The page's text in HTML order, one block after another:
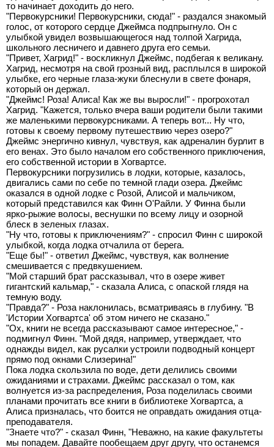
то начинает доходить до него.
"Первокурсники! Первокурсники, сюда!" - раздался знакомый
голос, от которого сердце Джеймса подпрыгнуло. Он с
улыбкой увидел возвышающегося над толпой Хагрида,
школьного лесничего и давнего друга его семьи.
"Привет, Хагрид!" - воскликнул Джеймс, подбегая к великану.
Хагрид, несмотря на свой грозный вид, расплылся в широкой
улыбке, его черные глаза-жуки блеснули в свете фонаря,
который он держал.
"Джеймс! Роза! Алиса! Как же вы выросли!" - прогрохотал
Хагрид. "Кажется, только вчера ваши родители были такими
же маленькими первокурсниками. А теперь вот... Ну что,
готовы к своему первому путешествию через озеро?"
Джеймс энергично кивнул, чувствуя, как адреналин бурлит в
его венах. Это было началом его собственного приключения,
его собственной истории в Хогвартсе.
Первокурсники погрузились в лодки, которые, казалось,
двигались сами по себе по темной глади озера. Джеймс
оказался в одной лодке с Розой, Алисой и мальчиком,
который представился как Финн О'Райли. У Финна были
ярко-рыжие волосы, веснушки по всему лицу и озорной
блеск в зеленых глазах.
"Ну что, готовы к приключениям?" - спросил Финн с широкой
улыбкой, когда лодка отчалила от берега.
"Еще бы!" - ответил Джеймс, чувствуя, как волнение
смешивается с предвкушением.
"Мой старший брат рассказывал, что в озере живет
гигантский кальмар," - сказала Алиса, с опаской глядя на
темную воду.
"Правда?" - Роза наклонилась, всматриваясь в глубину. "В
'Истории Хогвартса' об этом ничего не сказано."
"Ох, книги не всегда рассказывают самое интересное," -
подмигнул Финн. "Мой дядя, например, утверждает, что
однажды видел, как русалки устроили подводный концерт
прямо под окнами Слизерина!"
Пока лодка скользила по воде, дети делились своими
ожиданиями и страхами. Джеймс рассказал о том, как
волнуется из-за распределения, Роза поделилась своими
планами прочитать все книги в библиотеке Хогвартса, а
Алиса призналась, что боится не оправдать ожидания отца-
преподавателя.
"Знаете что?" - сказал Финн, "Неважно, на какие факультеты
мы попадем. Давайте пообещаем друг другу, что останемся